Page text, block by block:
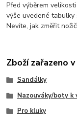
Před výběrem
výše uvedené tabulky
Nevíte, jak změřit
Zboží zařazeno
Sandálky
Nazouváky/boty k
Pro kluky